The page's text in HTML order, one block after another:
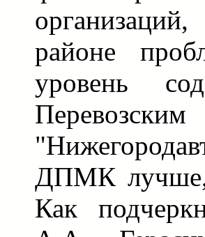
районе
уровень
ДПМК лучше,
Как